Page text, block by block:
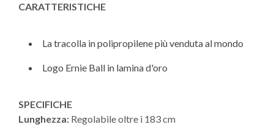
CARATTERISTICHE
La tracolla in polipropilene più venduta al mondo
Logo Ernie Ball in lamina d'oro
SPECIFICHE
Lunghezza: Regolabile oltre i 183 cm